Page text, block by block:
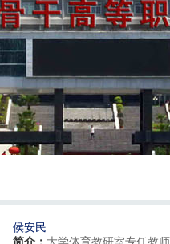
侯安民